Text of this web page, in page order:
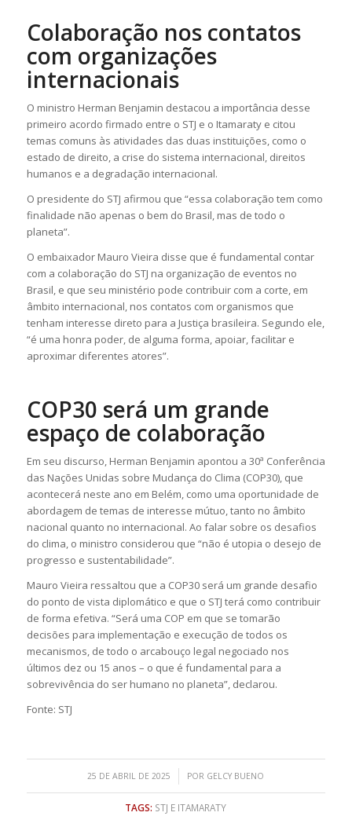
Colaboração nos contatos
com organizações
internacionais
O ministro Herman Benjamin destacou a importância desse
primeiro acordo firmado entre o STJ e o Itamaraty e citou
temas comuns às atividades das duas instituições, como o
estado de direito, a crise do sistema internacional, direitos
humanos e a degradação internacional.
O presidente do STJ afirmou que “essa colaboração tem como
finalidade não apenas o bem do Brasil, mas de todo o
planeta”.
O embaixador Mauro Vieira disse que é fundamental contar
com a colaboração do STJ na organização de eventos no
Brasil, e que seu ministério pode contribuir com a corte, em
âmbito internacional, nos contatos com organismos que
tenham interesse direto para a Justiça brasileira. Segundo ele,
“é uma honra poder, de alguma forma, apoiar, facilitar e
aproximar diferentes atores”.
COP30 será um grande
espaço de colaboração
Em seu discurso, Herman Benjamin apontou a 30ª Conferência
das Nações Unidas sobre Mudança do Clima (COP30), que
acontecerá neste ano em Belém, como uma oportunidade de
abordagem de temas de interesse mútuo, tanto no âmbito
nacional quanto no internacional. Ao falar sobre os desafios
do clima, o ministro considerou que “não é utopia o desejo de
progresso e sustentabilidade”.
Mauro Vieira ressaltou que a COP30 será um grande desafio
do ponto de vista diplomático e que o STJ terá como contribuir
de forma efetiva. “Será uma COP em que se tomarão
decisões para implementação e execução de todos os
mecanismos, de todo o arcabouço legal negociado nos
últimos dez ou 15 anos – o que é fundamental para a
sobrevivência do ser humano no planeta”, declarou.
Fonte: STJ
25 DE ABRIL DE 2025
/ POR GELCY BUENO
TAGS: STJ E ITAMARATY